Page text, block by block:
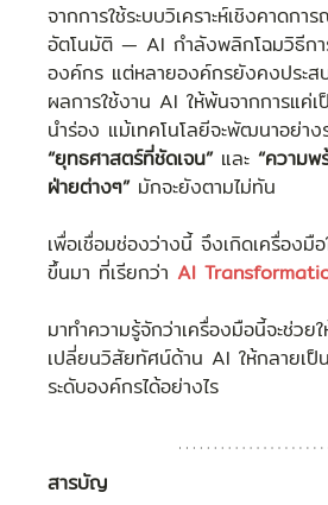
จากการใช้ระบบวิเคราะห์เชิงคาดก
อัตโนมัติ — AI กำลังพลิกโฉมวิธีกา
องค์กร แต่หลายองค์กรยังคงประส
ผลการใช้งาน AI ให้พ้นจากการแค่เ
นำร่อง แม้เทคโนโลยีจะพัฒนาอย่าง
“ยุทธศาสตร์ที่ชัดเจน” และ “ความพ
ฝ่ายต่างๆ” มักจะยังตามไม่ทัน
เพื่อเชื่อมช่องว่างนี้ จึงเกิดเครื่องมื
ขึ้นมา ที่เรียกว่า AI
มาทำความรู้จักว่าเครื่องมือนี้จะช่ว
เปลี่ยนวิสัยทัศน์ด้าน AI ให้กลายเป็
ระดับองค์กรได้อย่างไร
สารบัญ